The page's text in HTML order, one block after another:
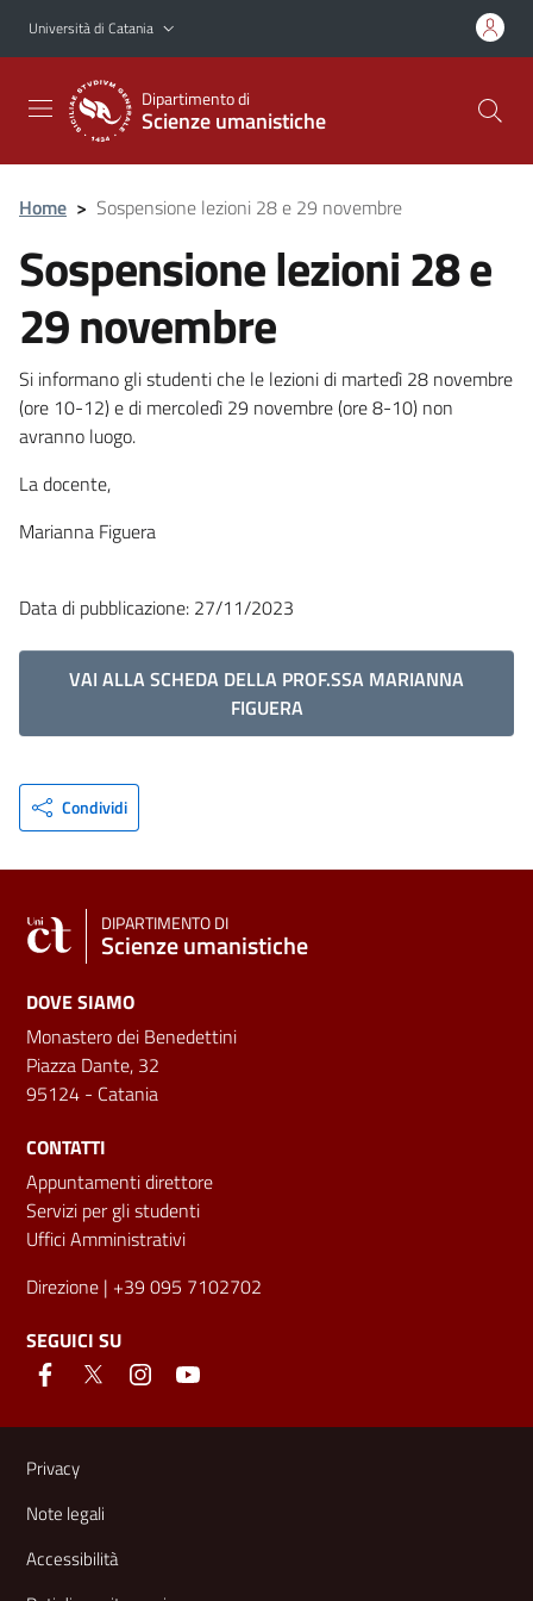
Vai al contenuto principale
Vai al menu di navigazione
Università di Catania
Dipartimento di
Scienze umanistiche
Home > Sospensione lezioni 28 e 29 novembre
Sospensione lezioni 28 e
29 novembre
Si informano gli studenti che le lezioni di martedì 28 novembre
(ore 10-12) e di mercoledì 29 novembre (ore 8-10) non
avranno luogo.
La docente,
Marianna Figuera
Data di pubblicazione: 27/11/2023
VAI ALLA SCHEDA DELLA PROF.SSA MARIANNA
FIGUERA
Condividi
DIPARTIMENTO DI
Scienze umanistiche
DOVE SIAMO
Monastero dei Benedettini
Piazza Dante, 32
95124 - Catania
CONTATTI
Appuntamenti direttore
Servizi per gli studenti
Uffici Amministrativi
Direzione | +39 095 7102702
SEGUICI SU
Link e informazioni utili
Privacy
Note legali
Accessibilità